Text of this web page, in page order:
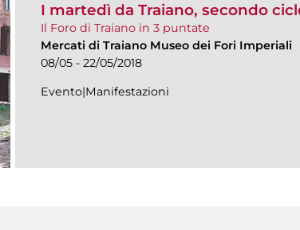
I martedì da Traiano, secondo
Il Foro di Traiano in 3 puntate
Mercati di Traiano Museo dei Fori Imperiali
08/05 - 22/05/2018
Evento|Manifestazioni